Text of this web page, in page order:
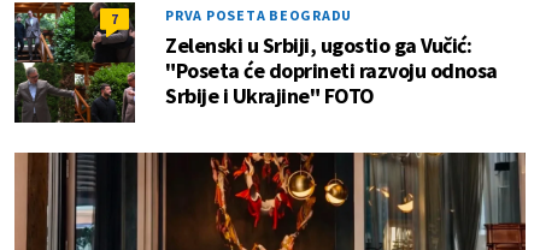
7 PRVA POSETA BEOGRADU
Zelenski u Srbiji, ugostio ga Vučić:
"Poseta će doprineti razvoju odnosa
Srbije i Ukrajine" FOTO